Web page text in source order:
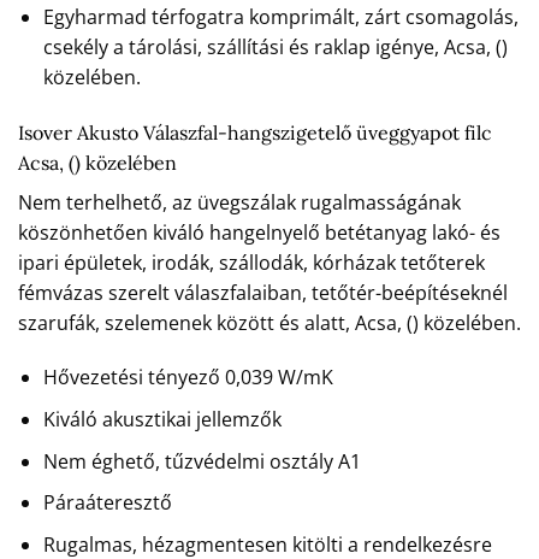
Egyharmad térfogatra komprimált, zárt csomagolás,
csekély a tárolási, szállítási és raklap igénye, Acsa, ()
közelében.
Isover Akusto Válaszfal-hangszigetelő üveggyapot filc
Acsa, () közelében
Nem terhelhető, az üvegszálak rugalmasságának
köszönhetően kiváló hangelnyelő betétanyag lakó- és
ipari épületek, irodák, szállodák, kórházak tetőterek
fémvázas szerelt válaszfalaiban, tetőtér-beépítéseknél
szarufák, szelemenek között és alatt, Acsa, () közelében.
Hővezetési tényező 0,039 W/mK
Kiváló akusztikai jellemzők
Nem éghető, tűzvédelmi osztály A1
Páraáteresztő
Rugalmas, hézagmentesen kitölti a rendelkezésre